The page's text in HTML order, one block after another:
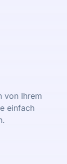
von Ihrem
einfach